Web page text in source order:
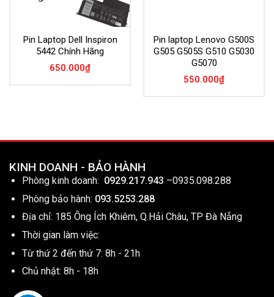
Pin Laptop Dell Inspiron
5442 Chính Hãng
650.000₫
Pin laptop Lenovo G500S
G505 G505S G510 G5030
G5070
550.000₫
KINH DOANH - BẢO HÀNH
Phòng kinh doanh: 0929.217.943 –0935.098.288
Phòng bảo hành: 093.5253.288
Địa chỉ: 185 Ông Ích Khiêm, Q.Hải Châu, TP Đà Nẵng
Thời gian làm việc:
Từ thứ 2 đến thứ 7: 8h - 21h
Chủ nhật: 8h - 18h